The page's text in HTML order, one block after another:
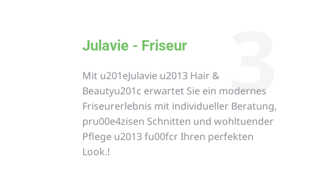
3
Julavie - Friseur
Mit u201eJulavie u2013 Hair &
Beautyu201c erwartet Sie ein modernes
Friseurerlebnis mit individueller Beratung,
pru00e4zisen Schnitten und wohltuender
Pflege u2013 fu00fcr Ihren perfekten
Look.!